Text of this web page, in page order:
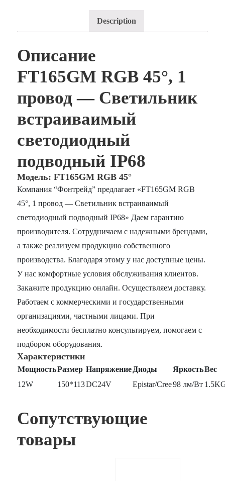
Description
Описание
FT165GM RGB 45°, 1
провод — Светильник
встраиваимый
светодиодный
подводный IP68
Модель: FT165GM RGB 45°
Компания “Фонтрейд” предлагает «FT165GM RGB
45°, 1 провод — Светильник встраиваимый
светодиодный подводный IP68» Даем гарантию
производителя. Сотрудничаем с надежными брендами,
а также реализуем продукцию собственного
производства. Благодаря этому у нас доступные цены.
У нас комфортные условия обслуживания клиентов.
Закажите продукцию онлайн. Осуществляем доставку.
Работаем с коммерческими и государственными
организациями, частными лицами. При
необходимости бесплатно консультируем, помогаем с
подбором оборудования.
Характеристики
МощностьРазмер Напряжение Диоды ЯркостьВес
12W
150*113DC24V Epistar/Cree98 лм/Вт
Сопутствующие
товары